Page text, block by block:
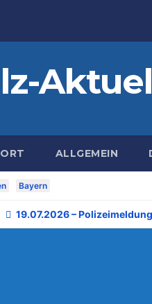
ALLGEMEIN
Bayern
19.07.2026 –